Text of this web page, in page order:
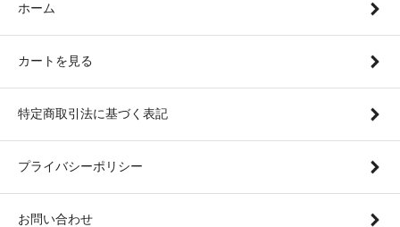
ホーム
カートを見る
特定商取引法に基づく表記
プライバシーポリシー
お問い合わせ